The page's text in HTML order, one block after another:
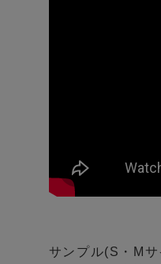
サンプル(S・M